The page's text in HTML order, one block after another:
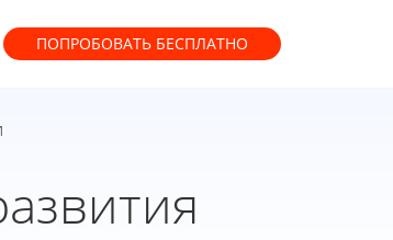
ПОПРОБОВАТЬ БЕСПЛАТНО